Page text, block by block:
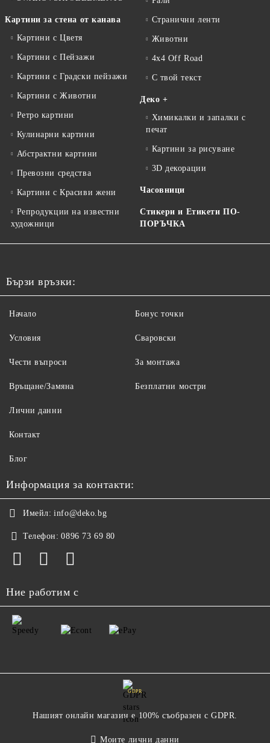
Картини за стена от канава
Картини с Цветя
Картини с Пейзажи
Картини с Градски пейзажи
Картини с Животни
Ретро картини
Кулинарни картини
Абстрактни картини
Превозни средства
Картини с Красиви жени
Репродукции на известни
художници
Странични ленти
Животни
4x4 Off Road
С твой текст
Деко +
Химикалки и запалки с
печат
Картини за рисуване
3D декорации
Часовници
Стикери и Етикети ПО-
ПОРЪЧКА
Бързи връзки:
Начало
Условия
Чести въпроси
Връщане/Замяна
Бонус точки
Сваровски
За монтажа
Безплатни мостри
Лични данни
Контакт
Блог
Информация за контакти:
Имейл: info@deko.bg
Телефон: 0896 73 69 80
Ние работим с
GDPR
Нашият онлайн магазин е 100% съобразен с GDPR.
Моите лични данни